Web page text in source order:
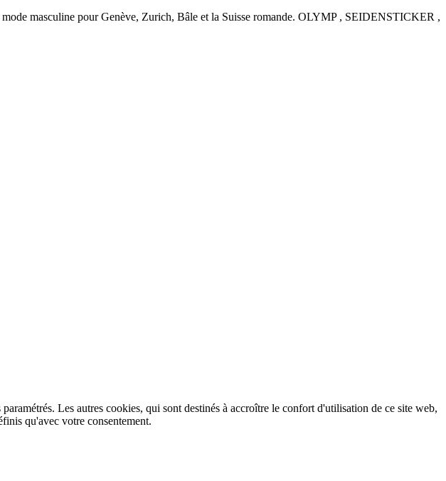
masculine pour Genève, Zurich, Bâle et la Suisse romande. OLYMP , SEIDENSTICKER ,
Les autres cookies, qui sont destinés à accroître le confort d'utilisation de ce site web,
qu'avec votre consentement.